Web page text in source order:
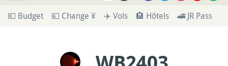
💶 Budget 💴 Change ¥ ✈️ Vols 🏨 Hôtels 🚄 JR Pass